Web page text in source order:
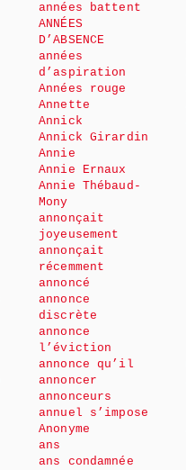
années battent
ANNÉES
D’ABSENCE
années
d’aspiration
Années rouge
Annette
Annick
Annick Girardin
Annie
Annie Ernaux
Annie Thébaud-
Mony
annonçait
joyeusement
annonçait
récemment
annoncé
annonce
discrète
annonce
l’éviction
annonce qu’il
annoncer
annonceurs
annuel s’impose
Anonyme
ans
ans condamnée